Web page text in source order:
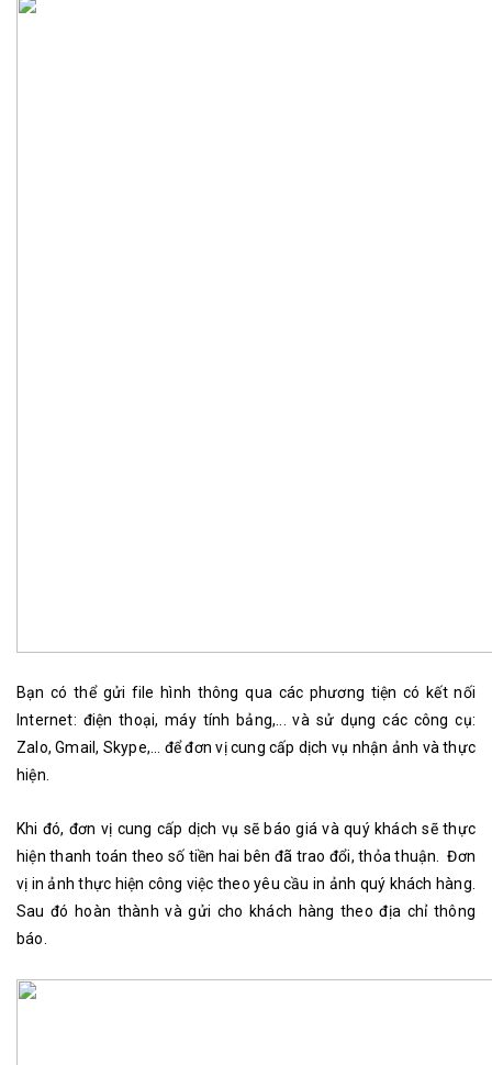
Bạn có thể gửi file hình thông qua các phương tiện có kết nối
Internet: điện thoại, máy tính bảng,... và sử dụng các công cụ:
Zalo, Gmail, Skype,... để đơn vị cung cấp dịch vụ nhận ảnh và thực
hiện.
Khi đó, đơn vị cung cấp dịch vụ sẽ báo giá và quý khách sẽ thực
hiện thanh toán theo số tiền hai bên đã trao đổi, thỏa thuận. Đơn
vị in ảnh thực hiện công việc theo yêu cầu in ảnh quý khách hàng.
Sau đó hoàn thành và gửi cho khách hàng theo địa chỉ thông
báo.